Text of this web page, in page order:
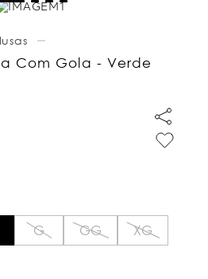
Com Gola - Verde
G GG
XG